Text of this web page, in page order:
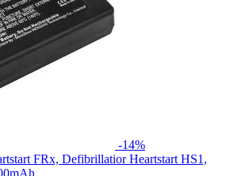
-14%
FRx, Defibrillatior Heartstart HS1,